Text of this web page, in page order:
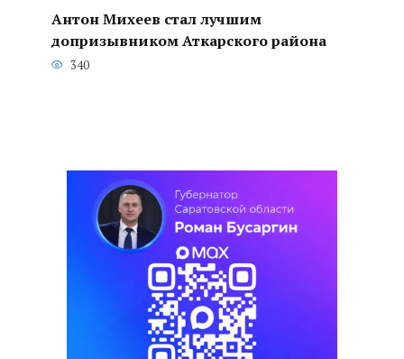
Антон Михеев стал лучшим
допризывником Аткарского района
340